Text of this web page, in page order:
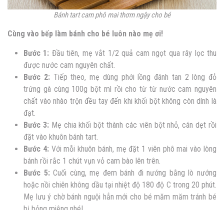
Bánh tart cam phô mai thơm ngậy cho bé
Cùng vào bếp làm bánh cho bé luôn nào mẹ ơi!
Bước 1: Đầu tiên, mẹ vắt 1/2 quả cam ngọt qua rây lọc thu
được nước cam nguyên chất.
Bước 2: Tiếp theo, mẹ dùng phới lồng đánh tan 2 lòng đỏ
trứng gà cùng 100g bột mì rồi cho từ từ nước cam nguyên
chất vào nhào trộn đều tay đến khi khối bột không còn dính là
đạt.
Bước 3: Mẹ chia khối bột thành các viên bột nhỏ, cán dẹt rồi
đặt vào khuôn bánh tart.
Bước 4: Với mỗi khuôn bánh, mẹ đặt 1 viên phô mai vào lòng
bánh rồi rắc 1 chút vụn vỏ cam bào lên trên.
Bước 5: Cuối cùng, mẹ đem bánh đi nướng bằng lò nướng
hoặc nồi chiên không dầu tại nhiệt độ 180 độ C trong 20 phút.
Mẹ lưu ý chờ bánh nguội hẳn mới cho bé măm măm tránh bé